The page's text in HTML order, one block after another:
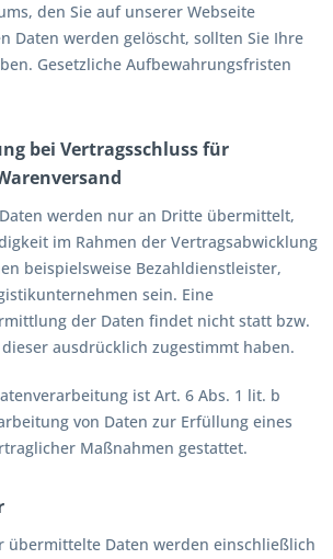
den Sie auf unserer Webseite
Daten werden gelöscht, sollten Sie Ihre
Gesetzliche Aufbewahrungsfristen
bei Vertragsschluss für
werden nur an Dritte übermittelt,
im Rahmen der Vertragsabwicklung
beispielsweise Bezahldienstleister,
sein. Eine
der Daten findet nicht statt bzw.
ausdrücklich zugestimmt haben.
ist Art. 6 Abs. 1 lit. b
von Daten zur Erfüllung eines
Maßnahmen gestattet.
übermittelte Daten werden einschließlich